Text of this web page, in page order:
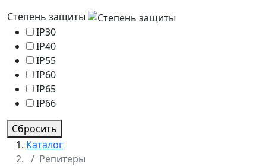
Степень защиты
IP30
IP40
IP55
IP60
IP65
IP66
Сбросить
Каталог
Репитеры